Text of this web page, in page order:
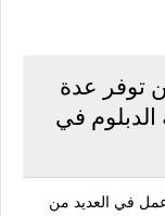
توفر عدة
في
في العديد من